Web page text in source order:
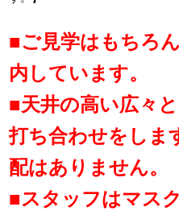
■ご見学はもちろ
内しています。
■天井の高い広々
打ち合わせをしま
配はありません。
■スタッフはマス